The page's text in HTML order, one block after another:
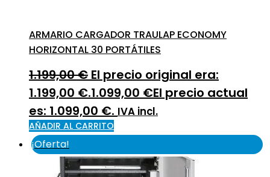
ARMARIO CARGADOR TRAULAP ECONOMY
HORIZONTAL 30 PORTÁTILES
1.199,00€ El precio original era:
1.199,00 €.1.099,00 €El precio actual
es: 1.099,00 €. IVA incl.
AÑADIR AL CARRITO
¡Oferta!